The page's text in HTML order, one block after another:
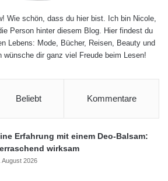
Wie schön, dass du hier bist. Ich bin Nicole,
Person hinter diesem Blog. Hier findest du
Lebens: Mode, Bücher, Reisen, Beauty und
dir ganz viel Freude beim Lesen!
Beliebt Kommentare
Erfahrung mit einem Deo-Balsam:
wirksam
August 2026